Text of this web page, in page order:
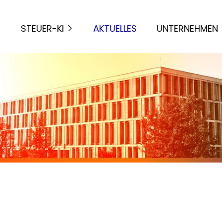
STEUER-KI AKTUELLES UNTERNEHMEN